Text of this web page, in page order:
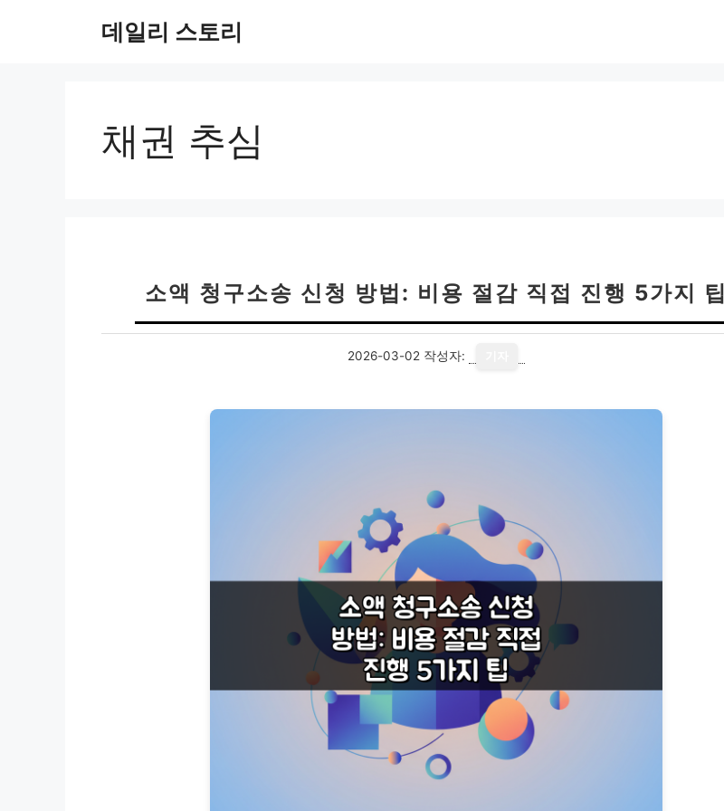
데일리 스토리
채권 추심
소액 청구소송 신청 방법: 비용 절감 직접 진행 5가지 팁
2026-03-02 작성자: